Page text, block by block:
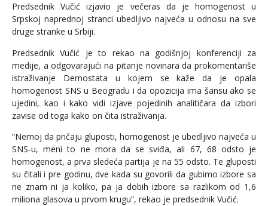
Predsednik Vučić izjavio je večeras da je homogenost u
Srpskoj naprednoj stranci ubedljivo najveća u odnosu na sve
druge stranke u Srbiji.
Predsednik Vučić je to rekao na godišnjoj konferenciji za
medije, a odgovarajući na pitanje novinara da prokomentariše
istraživanje Demostata u kojem se kaže da je opala
homogenost SNS u Beogradu i da opozicija ima šansu ako se
ujedini, kao i kako vidi izjave pojedinih analitičara da izbori
zavise od toga kako on čita istraživanja.
“Nemoj da pričaju gluposti, homogenost je ubedljivo najveća u
SNS-u, meni to ne mora da se sviđa, ali 67, 68 odsto je
homogenost, a prva sledeća partija je na 55 odsto. Te gluposti
su čitali i pre godinu, dve kada su govorili da gubimo izbore sa
ne znam ni ja koliko, pa ja dobih izbore sa razlikom od 1,6
miliona glasova u prvom krugu”, rekao je predsednik Vučić.